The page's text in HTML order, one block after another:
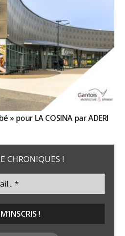
» pour LA COSINA par ADERI
CHRONIQUES !